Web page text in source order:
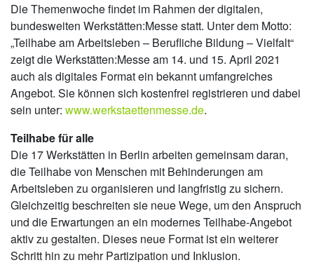
Die Themenwoche findet im Rahmen der digitalen,
bundesweiten Werkstätten:Messe statt. Unter dem Motto:
„Teilhabe am Arbeitsleben – Berufliche Bildung – Vielfalt“
zeigt die Werkstätten:Messe am 14. und 15. April 2021
auch als digitales Format ein bekannt umfangreiches
Angebot. Sie können sich kostenfrei registrieren und dabei
sein unter: www.werkstaettenmesse.de.
Teilhabe für alle
Die 17 Werkstätten in Berlin arbeiten gemeinsam daran,
die Teilhabe von Menschen mit Behinderungen am
Arbeitsleben zu organisieren und langfristig zu sichern.
Gleichzeitig beschreiten sie neue Wege, um den Anspruch
und die Erwartungen an ein modernes Teilhabe-Angebot
aktiv zu gestalten. Dieses neue Format ist ein weiterer
Schritt hin zu mehr Partizipation und Inklusion.